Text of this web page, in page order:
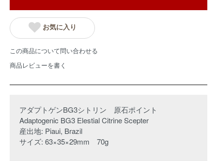
お気に入り
この商品について問い合わせる
商品レビューを書く
アダプトゲンBG3シトリン 原石ポイント
Adaptogenic BG3 Elestial Citrine Scepter
産出地: Piaui, Brazil
サイズ: 63×35×29mm 70g